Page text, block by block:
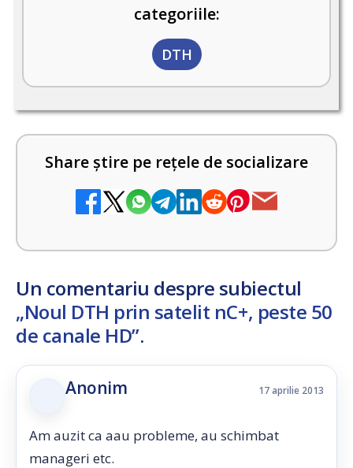
categoriile:
DTH
Share știre pe rețele de socializare
Un comentariu despre subiectul
„Noul DTH prin satelit nC+, peste 50
de canale HD”.
Anonim 17 aprilie 2013
Am auzit ca aau probleme, au schimbat
manageri etc.